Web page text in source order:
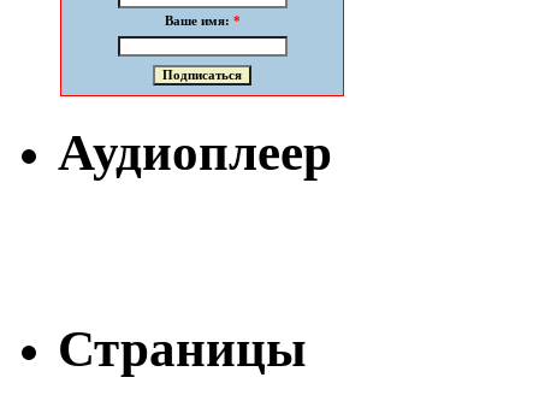
Ваше имя: *
Аудиоплеер
Страницы